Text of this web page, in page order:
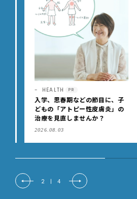
HEALTH PR
入学、思春期などの節目に、子
どもの「アトピー性皮膚炎」の
治療を見直しませんか？
2026.08.03
2 | 4